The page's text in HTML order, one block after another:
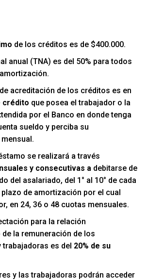
de los créditos es de $400.000.
anual (TNA) es del 50% para todos
acreditación de los créditos es en
crédito que posea el trabajador o la
por el Banco en donde tenga
sueldo y perciba su
se realizará a través
y consecutivas a debitarse de
del asalariado, del 1° al 10° de cada
de amortización por el cual
en 24, 36 o 48 cuotas mensuales.
para la relación
la remuneración de los
trabajadoras es del 20% de su
y las trabajadoras podrán acceder